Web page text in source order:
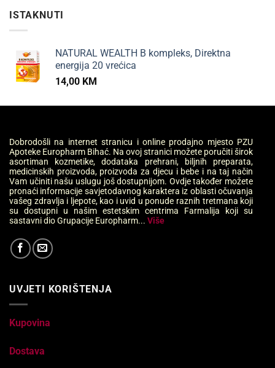
ISTAKNUTI
NATURAL WEALTH B kompleks, Direktna
energija 20 vrećica
14,00 KM
Dobrodošli na internet stranicu i online prodajno mjesto PZU
Apoteke Europharm Bihać. Na ovoj stranici možete poručiti širok
asortiman kozmetike, dodataka prehrani, biljnih preparata,
medicinskih proizvoda, proizvoda za djecu i bebe i na taj način
Vam učiniti našu uslugu još dostupnijom. Ovdje također možete
pronaći informacije savjetodavnog karaktera iz oblasti očuvanja
vašeg zdravlja i ljepote, kao i uvid u ponude raznih tretmana koji
su dostupni u našim estetskim centrima Farmalija koji su
sastavni dio Grupacije Europharm... Više
UVJETI KORIŠTENJA
Kupovina
Dostava